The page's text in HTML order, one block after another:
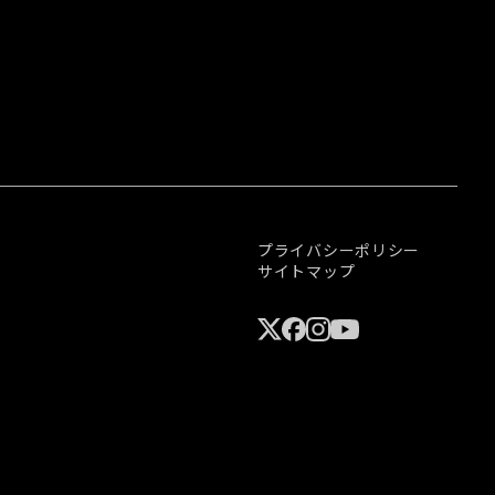
プライバシーポリシー
サイトマップ